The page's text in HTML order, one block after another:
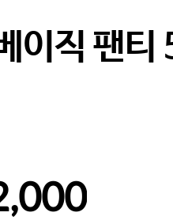
이직 팬티